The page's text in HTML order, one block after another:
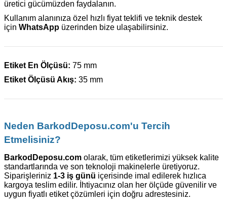
üretici gücümüzden faydalanın.
Kullanım alanınıza özel hızlı fiyat teklifi ve teknik destek
için WhatsApp üzerinden bize ulaşabilirsiniz.
Etiket En Ölçüsü: 75 mm
Etiket Ölçüsü Akış: 35 mm
Neden BarkodDeposu.com'u Tercih
Etmelisiniz?
BarkodDeposu.com olarak, tüm etiketlerimizi yüksek kalite
standartlarında ve son teknoloji makinelerle üretiyoruz.
Siparişleriniz 1-3 iş günü içerisinde imal edilerek hızlıca
kargoya teslim edilir. İhtiyacınız olan her ölçüde güvenilir ve
uygun fiyatlı etiket çözümleri için doğru adrestesiniz.